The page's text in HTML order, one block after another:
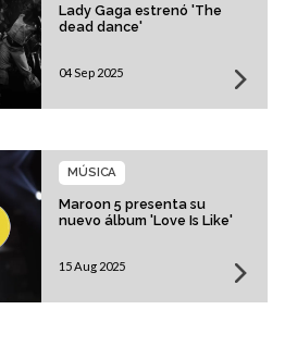
Lady Gaga estrenó 'The
dead dance'
04 Sep 2025
Maroon 5 presenta su
nuevo álbum 'Love Is Like'
MÚSICA
15 Aug 2025